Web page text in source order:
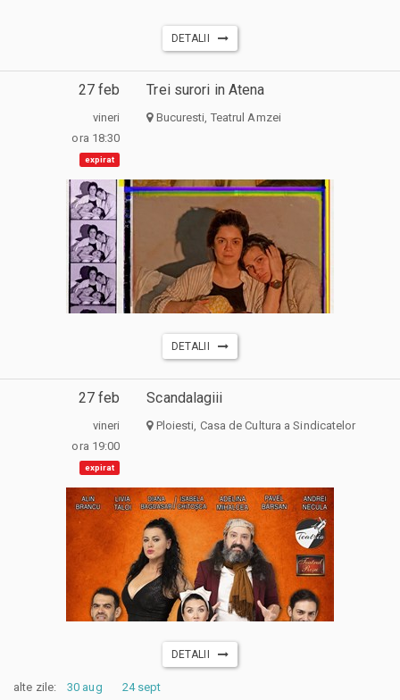
DETALII
27 feb
vineri
ora 18:30
expirat
Trei surori in Atena
Bucuresti, Teatrul Amzei
DETALII
27 feb
vineri
ora 19:00
expirat
Scandalagiii
Ploiesti, Casa de Cultura a Sindicatelor
DETALII
alte zile: 30 aug 24 sept